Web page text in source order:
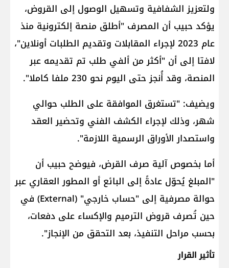
ولتعزيز الشفافية وتسهيل الوصول إلى القروض،
يؤكد حبيب أن المصرف "أطلق منصة إلكترونية منذ
عام 2023 لإجراء المقابلات وتقديم الطلبات أونلاين"،
لافتا إلى أن "أكثر من ألفي طلب تم تقديمه عبر
المنصة، وقد أُنجز حتى اليوم نحو 230 ملفا كاملا".
ويضيف: "تستغرق الموافقة على الطلب حوالي
شهر، وذلك لإجراء الكشف الفني وتحضير العقد
واستصدار الأوراق الرسمية اللازمة".
أما بخصوص آلية صرف القرض، فيوضح حبيب أن
"المبلغ يُحوّل عادةً إلى البائع أو المطور العقاري عبر
حوالة مصرفية إلى "حساب خارجي" (External) في
حين تُصرف قروض الترميم والإكساء على دفعات،
بحسب مراحل التنفيذ، بعد التحقق من الإنجاز".
تأثير القرار